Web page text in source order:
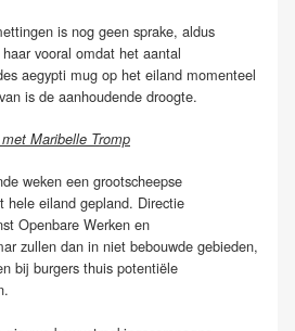
is nog geen sprake, aldus
vooral omdat het aantal
aegypti mug op het eiland momenteel
is de aanhoudende droogte.
Maribelle Tromp
weken een grootscheepse
hele eiland gepland. Directie
Openbare Werken en
zullen dan in niet bebouwde gebieden,
bij burgers thuis potentiële